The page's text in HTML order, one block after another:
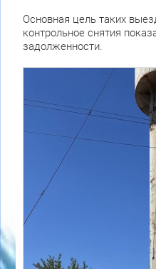
Основная цель таких
контрольное снятия
задолженности.